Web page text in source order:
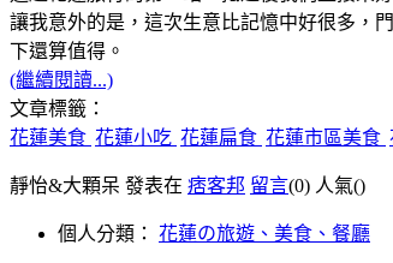
讓我意外的是，這次生意比記憶中好很多，
下還算值得。
(繼續閱讀...)
文章標籤：
花蓮美食 花蓮小吃 花蓮扁食 花蓮市區美食
靜怡&大顆呆 發表在 痞客邦 留言(0) 人氣()
個人分類： 花蓮の旅遊、美食、餐廳